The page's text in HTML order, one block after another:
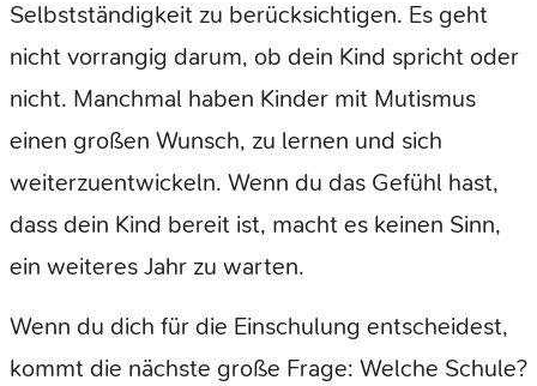
Selbstständigkeit zu berücksichtigen. Es geht
nicht vorrangig darum, ob dein Kind spricht oder
nicht. Manchmal haben Kinder mit Mutismus
einen großen Wunsch, zu lernen und sich
weiterzuentwickeln. Wenn du das Gefühl hast,
dass dein Kind bereit ist, macht es keinen Sinn,
ein weiteres Jahr zu warten.
Wenn du dich für die Einschulung entscheidest,
kommt die nächste große Frage: Welche Schule?